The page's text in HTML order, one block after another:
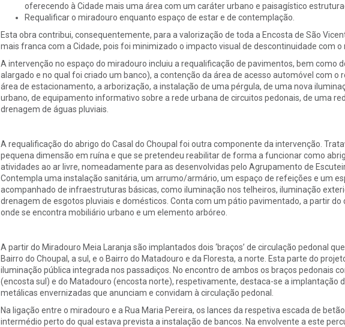
oferecendo à Cidade mais uma área com um caráter urbano e paisagístico
Requalificar o miradouro enquanto espaço de estar e de contemplação.
Esta obra contribui, consequentemente, para a valorização de toda a Encosta de São
mais franca com a Cidade, pois foi minimizado o impacto visual de descontinuidade com o
A intervenção no espaço do miradouro incluiu a requalificação de pavimentos, bem como
alargado e no qual foi criado um banco), a contenção da área de acesso automóvel com o
área de estacionamento, a arborização, a instalação de uma pérgula, de uma nova
urbano, de equipamento informativo sobre a rede urbana de circuitos pedonais, de uma
drenagem de águas pluviais.
A requalificação do abrigo do Casal do Choupal foi outra componente da intervenção.
pequena dimensão em ruína e que se pretendeu reabilitar de forma a funcionar como
atividades ao ar livre, nomeadamente para as desenvolvidas pelo Agrupamento de
Contempla uma instalação sanitária, um arrumo/armário, um espaço de refeições e um
acompanhado de infraestruturas básicas, como iluminação nos telheiros, iluminação
drenagem de esgotos pluviais e domésticos. Conta com um pátio pavimentado, a partir do
onde se encontra mobiliário urbano e um elemento arbóreo.
A partir do Miradouro Meia Laranja são implantados dois ‘braços’ de circulação pedonal
Bairro do Choupal, a sul, e o Bairro do Matadouro e da Floresta, a norte. Esta parte do
iluminação pública integrada nos passadiços. No encontro de ambos os braços pedonais
(encosta sul) e do Matadouro (encosta norte), respetivamente, destaca-se a implantação
metálicas envernizadas que anunciam e convidam à circulação pedonal.
Na ligação entre o miradouro e a Rua Maria Pereira, os lances da respetiva escada de
intermédio perto do qual estava prevista a instalação de bancos. Na envolvente a este